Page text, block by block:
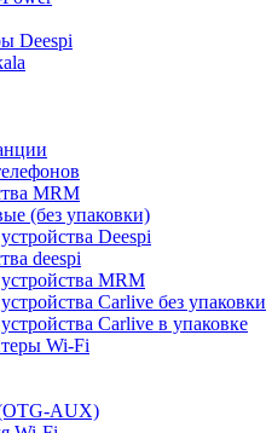
Deespi
MRM
(без упаковки)
Deespi
deespi
MRM
Carlive без упаковки
Carlive в упаковке
Wi-Fi
AUX)